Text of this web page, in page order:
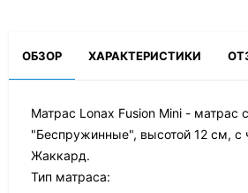
ОБЗОР ХАРАКТЕРИСТИКИ
Матрас Lonax Fusion Mini - матрас
"Беспружинные", высотой 12 см, с
Жаккард.
Тип матраса: